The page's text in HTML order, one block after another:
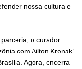
nossa cultura e
o curador
com Ailton Krenak’
Agora, encerra